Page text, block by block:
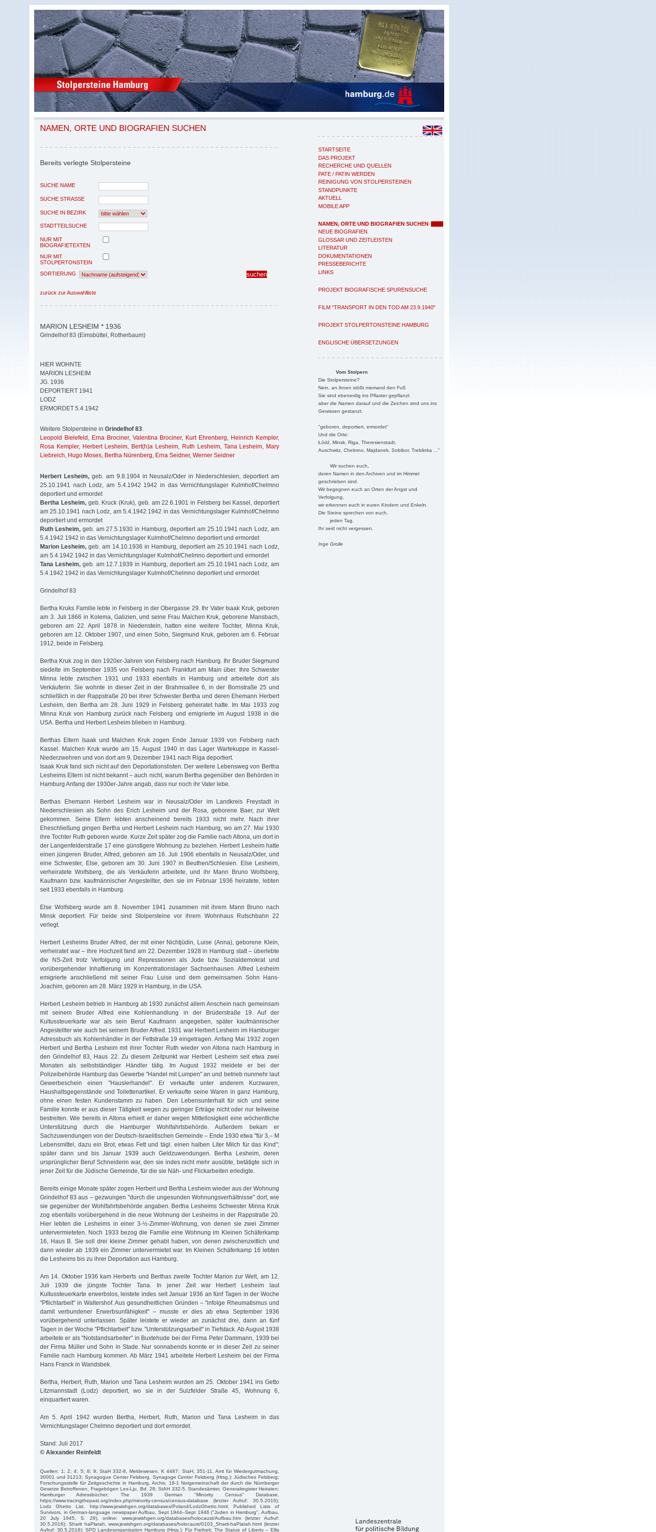
STARTSEITE
DAS PROJEKT
RECHERCHE UND QUELLEN
PATE / PATIN WERDEN
REINIGUNG VON STOLPERSTEINEN
STANDPUNKTE
AKTUELL
MOBILE APP
NAMEN, ORTE UND BIOGRAFIEN SUCHEN
NEUE BIOGRAFIEN
GLOSSAR UND ZEITLEISTEN
LITERATUR
DOKUMENTATIONEN
PRESSEBERICHTE
LINKS
PROJEKT BIOGRAFISCHE SPURENSUCHE
FILM "TRANSPORT IN DEN TOD AM 23.9.1940"
PROJEKT STOLPERTONSTEINE HAMBURG
ENGLISCHE ÜBERSETZUNGEN
Vom Stolpern
Die Stolpersteine?
Nein, an ihnen stößt niemand den Fuß
Sie sind ebenerdig ins Pflaster gepflanzt
aber die Namen darauf und die Zeichen sind uns ins
Gewissen gestanzt:
"geboren, deportiert, ermordet"
Und die Orte:
Łódź, Minsk, Riga, Theresienstadt,
Auschwitz, Chelmno, Majdanek, Sobibor, Treblinka ..."
Wir suchen euch,
deren Namen in den Archiven und im Himmel
geschrieben sind.
Wir begegnen euch an Orten der Angst und
Verfolgung,
wir erkennen euch in euren Kindern und Enkeln.
Die Steine sprechen von euch,
jeden Tag.
Ihr seid nicht vergessen.
Inge Grolle
NAMEN, ORTE UND BIOGRAFIEN SUCHEN
Bereits verlegte Stolpersteine
SUCHE NAME
SUCHE STRASSE
SUCHE IN BEZIRK
STADTTEILSUCHE
NUR MIT
BIOGRAFIETEXTEN
NUR MIT
STOLPERTONSTEIN
SORTIERUNG
zurück zur Auswahlliste
MARION LESHEIM * 1936
Grindelhof 83 (Eimsbüttel, Rotherbaum)
HIER WOHNTE
MARION LESHEIM
JG. 1936
DEPORTIERT 1941
LODZ
ERMORDET 5.4.1942
Weitere Stolpersteine in Grindelhof 83:
Leopold Bielefeld , Erna Brociner, Valentina Brociner, Kurt Ehrenberg, Heinrich Kempler,
Rosa Kempler, Herbert Lesheim, Bert(h)a Lesheim, Ruth Lesheim, Tana Lesheim, Mary
Liebreich, Hugo Moses, Bertha Nürenberg, Erna Seidner, Werner Seidner
Herbert Lesheim,geb. am 9.8.1904 in Neusalz/Oder in Niederschlesien, deportiert am
25.10.1941 nach Lodz, am 5.4.1942 1942 in das Vernichtungslager Kulmhof/Chelmno
deportiert und ermordet
Bertha Lesheim,geb. Kruck (Kruk), geb. am 22.6.1901 in Felsberg bei Kassel, deportiert
am 25.10.1941 nach Lodz, am 5.4.1942 1942 in das Vernichtungslager Kulmhof/Chelmno
deportiert und ermordet
Ruth Lesheim,geb. am 27.5.1930 in Hamburg, deportiert am 25.10.1941 nach Lodz, am
5.4.1942 1942 in das Vernichtungslager Kulmhof/Chelmno deportiert und ermordet
Marion Lesheim, geb. am 14.10.1936 in Hamburg, deportiert am 25.10.1941 nach Lodz,
am 5.4.1942 1942 in das Vernichtungslager Kulmhof/Chelmno deportiert und ermordet
Tana Lesheim,geb. am 12.7.1939 in Hamburg, deportiert am 25.10.1941 nach Lodz, am
5.4.1942 1942 in das Vernichtungslager Kulmhof/Chelmno deportiert und ermordet
Grindelhof 83
Bertha Kruks Familie lebte in Felsberg in der Obergasse 29. Ihr Vater Isaak Kruk, geboren
am 3. Juli 1866 in Kolema, Galizien, und seine Frau Malchen Kruk, geborene Mansbach,
geboren am 22. April 1878 in Niedenstein, hatten eine weitere Tochter, Minna Kruk,
geboren am 12. Oktober 1907, und einen Sohn, Siegmund Kruk, geboren am 6. Februar
1912, beide in Felsberg.
Bertha Kruk zog in den 1920er-Jahren von Felsberg nach Hamburg. Ihr Bruder Siegmund
siedelte im September 1935 von Felsberg nach Frankfurt am Main über. Ihre Schwester
Minna lebte zwischen 1931 und 1933 ebenfalls in Hamburg und arbeitete dort als
Verkäuferin. Sie wohnte in dieser Zeit in der Brahmsallee 6, in der Bornstraße 25 und
schließlich in der Rappstraße 20 bei ihrer Schwester Bertha und deren Ehemann Herbert
Lesheim, den Bertha am 28. Juni 1929 in Felsberg geheiratet hatte. Im Mai 1933 zog
Minna Kruk von Hamburg zurück nach Felsberg und emigrierte im August 1938 in die
USA. Bertha und Herbert Lesheim blieben in Hamburg.
Berthas Eltern Isaak und Malchen Kruk zogen Ende Januar 1939 von Felsberg nach
Kassel. Malchen Kruk wurde am 15. August 1940 in das Lager Wartekuppe in Kassel-
Niederzwehren und von dort am 9. Dezember 1941 nach Riga deportiert.
Isaak Kruk fand sich nicht auf den Deportationslisten. Der weitere Lebensweg von Bertha
Lesheims Eltern ist nicht bekannt – auch nicht, warum Bertha gegenüber den Behörden in
Hamburg Anfang der 1930er-Jahre angab, dass nur noch ihr Vater lebe.
Berthas Ehemann Herbert Lesheim war in Neusalz/Oder im Landkreis Freystadt in
Niederschlesien als Sohn des Erich Lesheim und der Rosa, geborene Baer, zur Welt
gekommen. Seine Eltern lebten anscheinend bereits 1933 nicht mehr. Nach ihrer
Eheschließung gingen Bertha und Herbert Lesheim nach Hamburg, wo am 27. Mai 1930
ihre Tochter Ruth geboren wurde. Kurze Zeit später zog die Familie nach Altona, um dort in
der Langenfelderstraße 17 eine günstigere Wohnung zu beziehen. Herbert Lesheim hatte
einen jüngeren Bruder, Alfred, geboren am 16. Juli 1906 ebenfalls in Neusalz/Oder, und
eine Schwester, Else, geboren am 30. Juni 1907 in Beuthen/Schlesien. Else Lesheim,
verheiratete Wolfsberg, die als Verkäuferin arbeitete, und ihr Mann Bruno Wolfsberg,
Kaufmann bzw. kaufmännischer Angestellter, den sie im Februar 1936 heiratete, lebten
seit 1933 ebenfalls in Hamburg.
Else Wolfsberg wurde am 8. November 1941 zusammen mit ihrem Mann Bruno nach
Minsk deportiert. Für beide sind Stolpersteine vor ihrem Wohnhaus Rutschbahn 22
verlegt.
Herbert Lesheims Bruder Alfred, der mit einer Nichtjüdin, Luise (Anna), geborene Klein,
verheiratet war – ihre Hochzeit fand am 22. Dezember 1928 in Hamburg statt – überlebte
die NS-Zeit trotz Verfolgung und Repressionen als Jude bzw. Sozialdemokrat und
vorübergehender Inhaftierung im Konzentrationslager Sachsenhausen. Alfred Lesheim
emigrierte anschließend mit seiner Frau Luise und dem gemeinsamen Sohn Hans-
Joachim, geboren am 28. März 1929 in Hamburg, in die USA.
Herbert Lesheim betrieb in Hamburg ab 1930 zunächst allem Anschein nach gemeinsam
mit seinem Bruder Alfred eine Kohlenhandlung in der Brüderstraße 19. Auf der
Kultussteuerkarte war als sein Beruf Kaufmann angegeben, später kaufmännischer
Angestellter wie auch bei seinem Bruder Alfred. 1931 war Herbert Lesheim im Hamburger
Adressbuch als Kohlenhändler in der Fettstraße 19 eingetragen. Anfang Mai 1932 zogen
Herbert und Bertha Lesheim mit ihrer Tochter Ruth wieder von Altona nach Hamburg in
den Grindelhof 83, Haus 22. Zu diesem Zeitpunkt war Herbert Lesheim seit etwa zwei
Monaten als selbstständiger Händler tätig. Im August 1932 meldete er bei der
Polizeibehörde Hamburg das Gewerbe "Handel mit Lumpen" an und betrieb nunmehr laut
Gewerbeschein einen "Hausierhandel". Er verkaufte unter anderem Kurzwaren,
Haushaltsgegenstände und Toilettenartikel. Er verkaufte seine Waren in ganz Hamburg,
ohne einen festen Kundenstamm zu haben. Den Lebensunterhalt für sich und seine
Familie konnte er aus dieser Tätigkeit wegen zu geringer Erträge nicht oder nur teilweise
bestreiten. Wie bereits in Altona erhielt er daher wegen Mittellosigkeit eine wöchentliche
Unterstützung durch die Hamburger Wohlfahrtsbehörde. Außerdem bekam er
Sachzuwendungen von der Deutsch-Israelitischen Gemeinde – Ende 1930 etwa "für 3,– M
Lebensmittel, dazu ein Brot, etwas Fett und tägl. einen halben Liter Milch für das Kind";
später dann und bis Januar 1939 auch Geldzuwendungen. Bertha Lesheim, deren
ursprünglicher Beruf Schneiderin war, den sie indes nicht mehr ausübte, betätigte sich in
jener Zeit für die Jüdische Gemeinde, für die sie Näh- und Flickarbeiten erledigte.
Bereits einige Monate später zogen Herbert und Bertha Lesheim wieder aus der Wohnung
Grindelhof 83 aus – gezwungen "durch die ungesunden Wohnungsverhältnisse" dort, wie
sie gegenüber der Wohlfahrtsbehörde angaben. Bertha Lesheims Schwester Minna Kruk
zog ebenfalls vorübergehend in die neue Wohnung der Lesheims in der Rappstraße 20.
Hier lebten die Lesheims in einer 3-½-Zimmer-Wohnung, von denen sie zwei Zimmer
untervermieteten. Noch 1933 bezog die Familie eine Wohnung im Kleinen Schäferkamp
16, Haus B. Sie soll drei kleine Zimmer gehabt haben, von denen zwischenzeitlich und
dann wieder ab 1939 ein Zimmer untervermietet war. Im Kleinen Schäferkamp 16 lebten
die Lesheims bis zu ihrer Deportation aus Hamburg.
Am 14. Oktober 1936 kam Herberts und Berthas zweite Tochter Marion zur Welt, am 12.
Juli 1939 die jüngste Tochter Tana. In jener Zeit war Herbert Lesheim laut
Kultussteuerkarte erwerbslos, leistete indes seit Januar 1936 an fünf Tagen in der Woche
"Pflichtarbeit" in Waltershof. Aus gesundheitlichen Gründen – "infolge Rheumatismus und
damit verbundener Erwerbsunfähigkeit" – musste er dies ab etwa September 1936
vorübergehend unterlassen. Später leistete er wieder an zunächst drei, dann an fünf
Tagen in der Woche "Pflichtarbeit" bzw. "Unterstützungsarbeit" in Tiefstack. Ab August 1938
arbeitete er als "Notstandsarbeiter" in Buxtehude bei der Firma Peter Dammann, 1939 bei
der Firma Müller und Sohn in Stade. Nur sonnabends konnte er in dieser Zeit zu seiner
Familie nach Hamburg kommen. Ab März 1941 arbeitete Herbert Lesheim bei der Firma
Hans Franck in Wandsbek.
Bertha, Herbert, Ruth, Marion und Tana Lesheim wurden am 25. Oktober 1941 ins Getto
Litzmannstadt (Lodz) deportiert, wo sie in der Sulzfelder Straße 45, Wohnung 6,
einquartiert waren.
Am 5. April 1942 wurden Bertha, Herbert, Ruth, Marion und Tana Lesheim in das
Vernichtungslager Chelmno deportiert und dort ermordet.
Stand: Juli 2017
© Alexander Reinfeldt
Quellen: 1; 2; 4; 5; 8; 9; StaH 332-8, Meldewesen, K 4487; StaH, 351-11, Amt für Wiedergutmachung,
30001 und 31213; Synagogue Center Felsberg, Synagoge Center Felsberg (Hrsg.): Jüdisches Felsberg;
Forschungsstelle für Zeitgeschichte in Hamburg, Archiv, 18-1 Notgemeinschaft der durch die Nürnberger
Gesetze Betroffenen, Fragebögen Les-Lju, Bd. 28; StAH 332-5, Standesämter, Generalregister Heiraten;
Hamburger Adressbücher; The 1939 German "Minority Census" Database,
https://www.tracingthepast.org/index.php/minority-census/census-database (letzter Aufruf: 30.5.2016);
Lodz Ghetto List, http://www.jewishgen.org/databases/Poland/LodzGhetto.html; Published Lists of
Survivors, in German-language newspaper Aufbau, Sept 1944–Sept 1946 ("Juden in Hamburg", Aufbau,
20 July 1945, S. 29), online: www.jewishgen.org/databases/holocaust/Aufbau.htm (letzter Aufruf:
30.5.2016); Sharit haPlatah, www.jewishgen.org/databases/holocaust/0103_Sharit-haPlatah.html (letzter
Aufruf: 30.5.2016); SPD Landesorganisation Hamburg (Hrsg.): Für Freiheit; The Statue of Liberty – Ellis